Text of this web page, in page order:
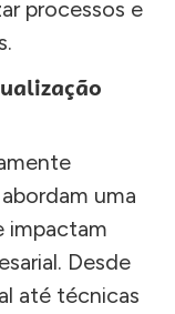
processos e
uma
impactam
Desde
até técnicas